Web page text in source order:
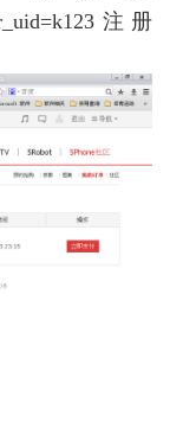
注册